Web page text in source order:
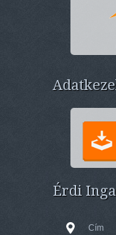
Érdi
Cím